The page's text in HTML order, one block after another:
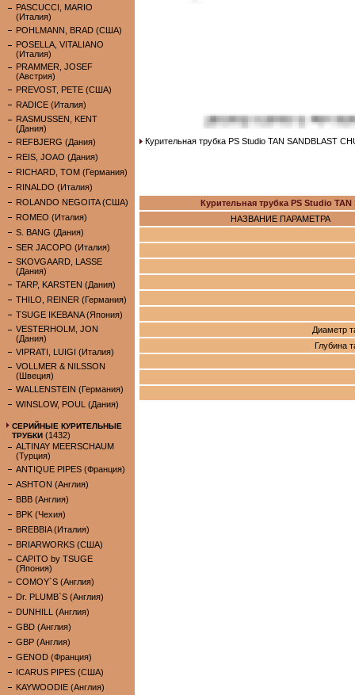
PASCUCCI, MARIO
(Италия)
POHLMANN, BRAD (США)
POSELLA, VITALIANO
(Италия)
PRAMMER, JOSEF
(Австрия)
PREVOST, PETE (США)
RADICE (Италия)
RASMUSSEN, KENT
(Дания)
REFBJERG (Дания)
REIS, JOAO (Дания)
RICHARD, TOM (Германия)
RINALDO (Италия)
ROLANDO NEGOITA (США)
ROMEO (Италия)
S. BANG (Дания)
SER JACOPO (Италия)
SKOVGAARD, LASSE
(Дания)
TARP, KARSTEN (Дания)
THILO, REINER (Германия)
TSUGE IKEBANA (Япония)
VESTERHOLM, JON
(Дания)
VIPRATI, LUIGI (Италия)
VOLLMER & NILSSON
(Швеция)
WALLENSTEIN (Германия)
WINSLOW, POUL (Дания)
СЕРИЙНЫЕ КУРИТЕЛЬНЫЕ
ТРУБКИ (1432)
ALTINAY MEERSCHAUM
(Турция)
ANTIQUE PIPES (Франция)
ASHTON (Англия)
BBB (Англия)
BPK (Чехия)
BREBBIA (Италия)
BRIARWORKS (США)
CAPITO by TSUGE
(Япония)
COMOY`S (Англия)
Dr. PLUMB`S (Англия)
DUNHILL (Англия)
GBD (Англия)
GBP (Англия)
GENOD (Франция)
ICARUS PIPES (США)
KAYWOODIE (Англия)
Курительная трубка PS Studio TAN SANDBLAST
Курительная трубка PS Studio
НАЗВАНИЕ ПАРАМЕТРА
Диаметр
Глубина